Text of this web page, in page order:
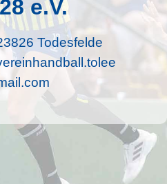
e.V.
Todesfelde